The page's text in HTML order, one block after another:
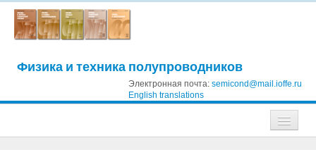
Физика и техника полупроводников
Электронная почта: semicond@mail.ioffe.ru
English translations